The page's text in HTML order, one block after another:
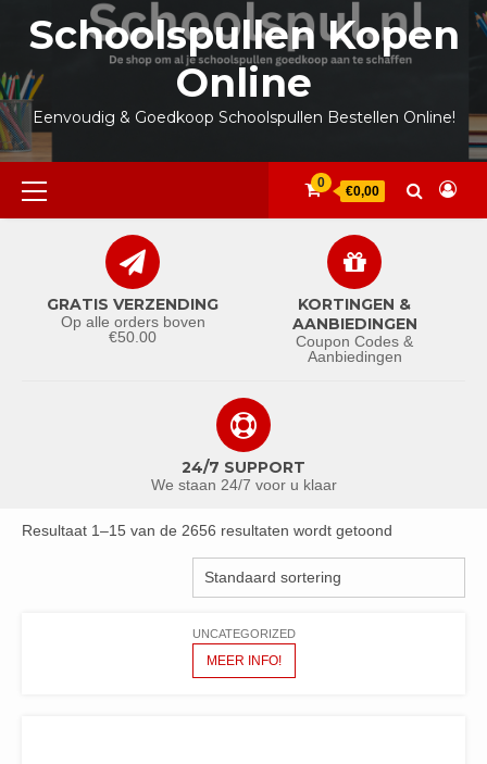
inhoud
Schoolspullen Kopen
Online
Eenvoudig & Goedkoop Schoolspullen Bestellen Online!
Primair
menu
0
€0,00
GRATIS VERZENDING
Op alle orders boven
€50.00
KORTINGEN &
AANBIEDINGEN
Coupon Codes &
Aanbiedingen
24/7 SUPPORT
We staan 24/7 voor u klaar
Resultaat 1–15 van de 2656 resultaten wordt getoond
UNCATEGORIZED
MEER INFO!